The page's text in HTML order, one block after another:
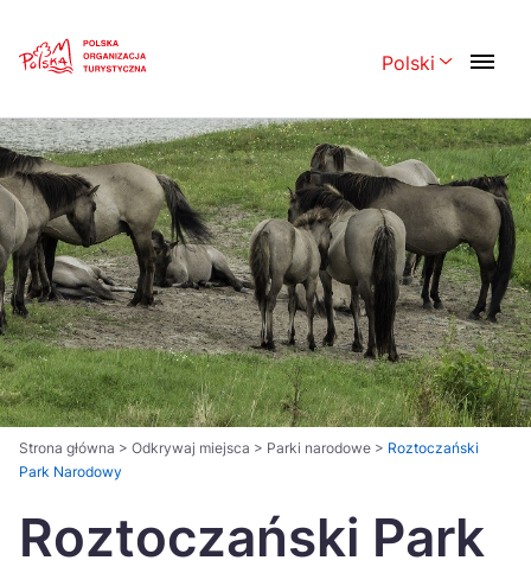
Polski
Polski English
Česká 中国
Dansk Deutsch
Español Français
Italiano Magyar
Nederlands 日本語
Português Norsk
Україна
Strona główna > Odkrywaj miejsca > Parki narodowe > Roztoczański
Park Narodowy
Roztoczański Park